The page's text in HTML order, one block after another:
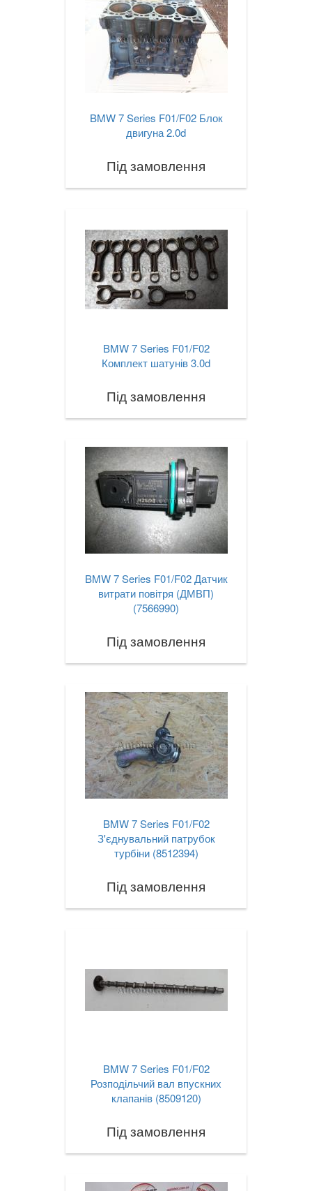
BMW 7 Series F01/F02 Блок
двигуна 2.0d
Під замовлення
BMW 7 Series F01/F02
Комплект шатунів 3.0d
Під замовлення
BMW 7 Series F01/F02 Датчик
витрати повітря (ДМВП)
(7566990)
Під замовлення
BMW 7 Series F01/F02
З'єднувальний патрубок
турбіни (8512394)
Під замовлення
BMW 7 Series F01/F02
Розподільчий вал впускних
клапанів (8509120)
Під замовлення